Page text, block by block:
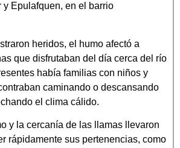
y Epulafquen, en el barrio
heridos, el humo afectó a
que disfrutaban del día cerca del río
había familias con niños y
caminando o descansando
el clima cálido.
y la cercanía de las llamas llevaron
rápidamente sus pertenencias, como